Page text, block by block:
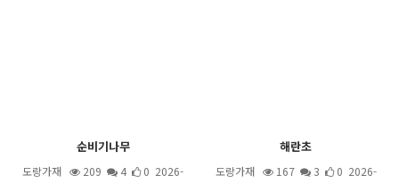
순비기나무
도랑가재 209 4
0 2026-
해란초
도랑가재 167 3
0 2026-